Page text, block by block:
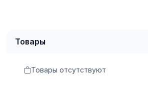
Товары
Товары отсутствуют